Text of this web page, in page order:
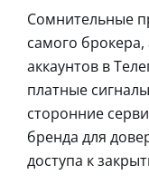
Сомнительные
самого брокера,
аккаунтов в
платные
сторонние
бренда для
доступа к